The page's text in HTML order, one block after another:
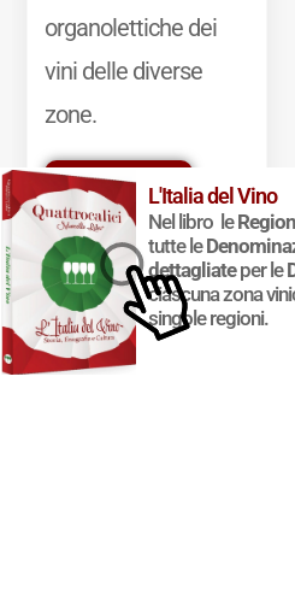
organolettiche dei
vini delle diverse
zone.
Mostra di più
L'Italia del Vino
Nel libro le
tutte le
dettagliateper le
ciascuna zona
singole regioni.